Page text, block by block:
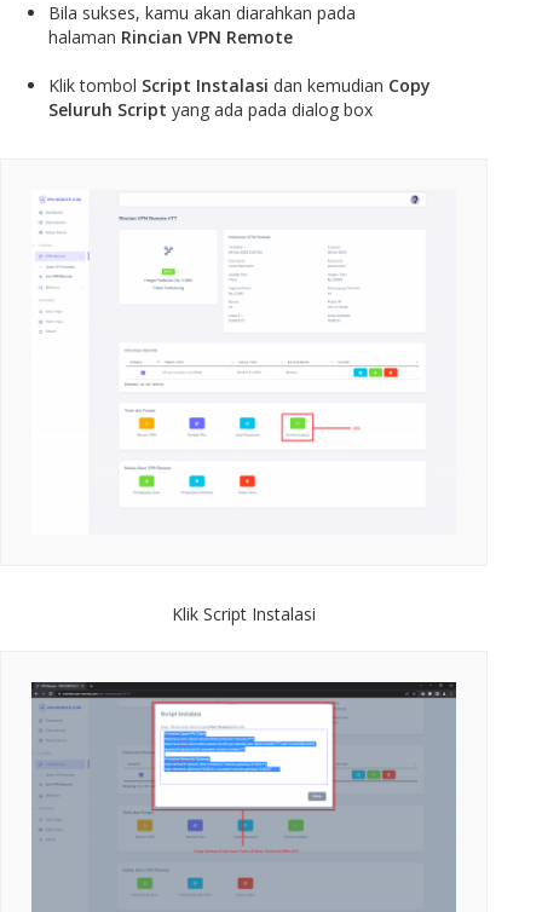
Bila sukses, kamu akan diarahkan pada
halaman Rincian VPN Remote
Klik tombol Script Instalasi dan kemudian Copy
Seluruh Script yang ada pada dialog box
Klik Script Instalasi